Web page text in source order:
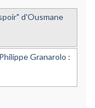
d'Ousmane
Granarolo :